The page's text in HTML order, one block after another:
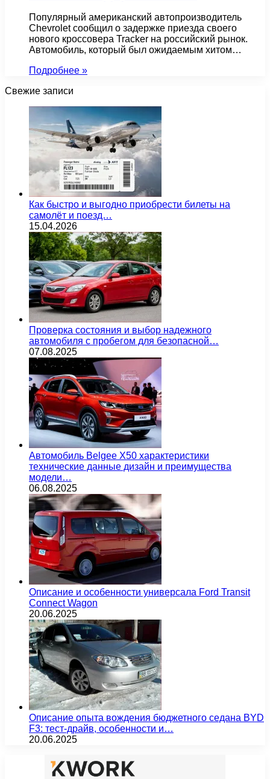
Популярный американский автопроизводитель
Chevrolet сообщил о задержке приезда своего
нового кроссовера Tracker на российский рынок.
Автомобиль, который был ожидаемым хитом…
Подробнее »
Свежие записи
Как быстро и выгодно приобрести билеты на
самолёт и поезд…
15.04.2026
Проверка состояния и выбор надежного
автомобиля с пробегом для безопасной…
07.08.2025
Автомобиль Belgee X50 характеристики
технические данные дизайн и преимущества
модели…
06.08.2025
Описание и особенности универсала Ford Transit
Connect Wagon
20.06.2025
Описание опыта вождения бюджетного седана BYD
F3: тест-драйв, особенности и…
20.06.2025